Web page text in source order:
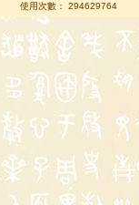
使用次數： 294629764